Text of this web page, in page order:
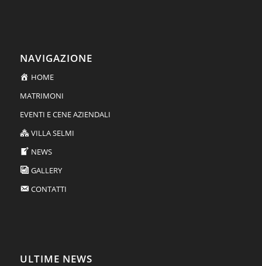
NAVIGAZIONE
HOME
MATRIMONI
EVENTI E CENE AZIENDALI
VILLA SELMI
NEWS
GALLERY
CONTATTI
ULTIME NEWS